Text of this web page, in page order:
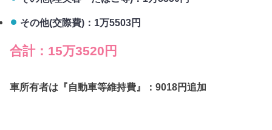
その他(交際費)：1万5503円
合計：15万3520円
車所有者は『自動車等維持費』：9018円追加